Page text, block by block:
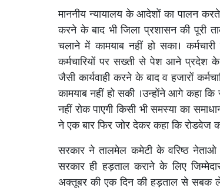
माननीय न्यायालय के आदेशों का पालन करते
करने के बाद भी जिला प्रशासन की पूरी
चलाने में कामयाब नहीं हो सका।
कर्मचारियों पर सख्ती से पेश आने प्रदेश के
जैसी कार्यवाही करने के बाद व हजारों
कामयाब नहीं हो सकी ।उन्होंने आगे कहा
नहीं रोक पाएगी किसी भी समस्या का
ने एक बार फिर जोर देकर कहा कि रोडवेज
सरकार ने तालमेल कमेटी के वरिष्ठ
सरकार ही हड़ताल कराने के लिए
अक्तूबर की एक दिन की हड़ताल से सबक